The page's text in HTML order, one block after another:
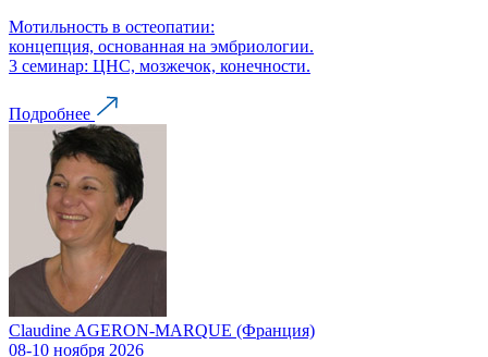
Мотильность в остеопатии:
концепция, основанная на эмбриологии.
3 семинар: ЦНС, мозжечок, конечности.
Подробнее
Claudine AGERON-MARQUE (Франция)
08-10 ноября 2026